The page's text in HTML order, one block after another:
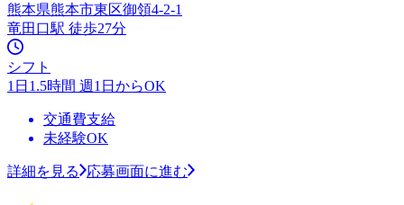
熊本県熊本市東区御領4-2-1
竜田口駅 徒歩27分
シフト
1日1.5時間 週1日からOK
交通費支給
未経験OK
詳細を見る 応募画面に進む